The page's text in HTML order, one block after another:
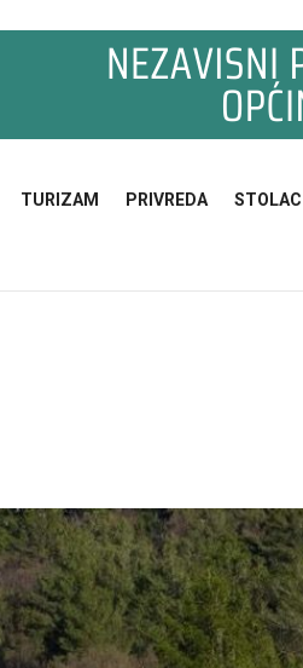
TURIZAM PRIVREDA STOLAC